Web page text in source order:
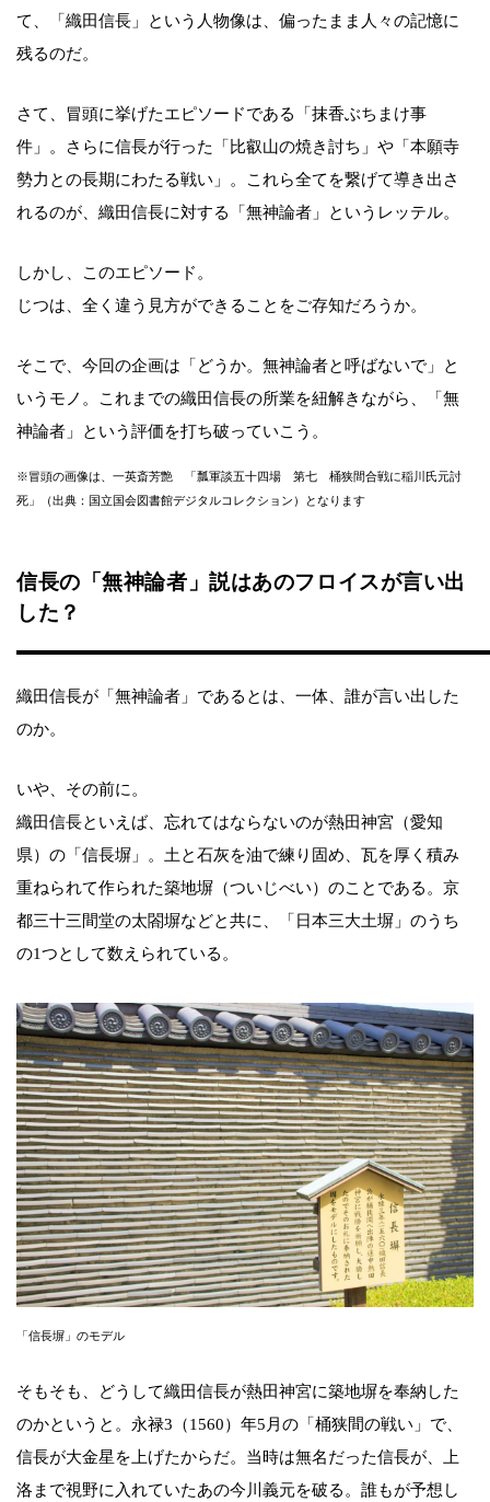
て、「織田信長」という人物像は、偏ったまま人々の記憶に
残るのだ。
さて、冒頭に挙げたエピソードである「抹香ぶちまけ事
件」。さらに信長が行った「比叡山の焼き討ち」や「本願寺
勢力との長期にわたる戦い」。これら全てを繋げて導き出さ
れるのが、織田信長に対する「無神論者」というレッテル。
しかし、このエピソード。
じつは、全く違う見方ができることをご存知だろうか。
そこで、今回の企画は「どうか。無神論者と呼ばないで」と
いうモノ。これまでの織田信長の所業を紐解きながら、「無
神論者」という評価を打ち破っていこう。
※冒頭の画像は、一英斎芳艶 「瓢軍談五十四場 第七 桶狭間合戦に稲川氏元討
死」（出典：国立国会図書館デジタルコレクション）となります
信長の「無神論者」説はあのフロイスが言い出
した？
織田信長が「無神論者」であるとは、一体、誰が言い出した
のか。
いや、その前に。
織田信長といえば、忘れてはならないのが熱田神宮（愛知
県）の「信長塀」。土と石灰を油で練り固め、瓦を厚く積み
重ねられて作られた築地塀（ついじべい）のことである。京
都三十三間堂の太閤塀などと共に、「日本三大土塀」のうち
の1つとして数えられている。
「信長塀」のモデル
そもそも、どうして織田信長が熱田神宮に築地塀を奉納した
のかというと。永禄3（1560）年5月の「桶狭間の戦い」で、
信長が大金星を上げたからだ。当時は無名だった信長が、上
洛まで視野に入れていたあの今川義元を破る。誰もが予想し